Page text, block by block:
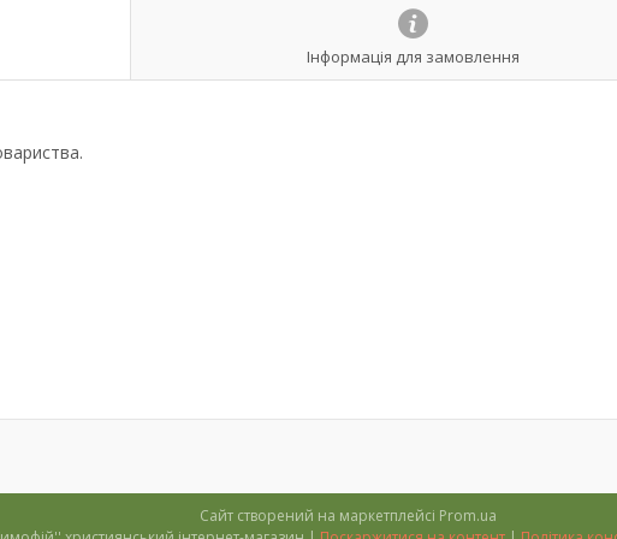
Інформація для замовлення
Сайт створений на маркетплейсі Prom.ua